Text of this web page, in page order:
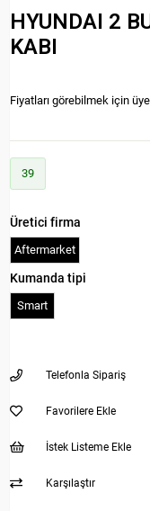
HYUNDAI 2
KABI
Fiyatları görebilmek için üye
39
Üretici firma
Aftermarket
Kumanda tipi
Smart
Telefonla Sipariş
Favorilere Ekle
İstek Listeme Ekle
Karşılaştır